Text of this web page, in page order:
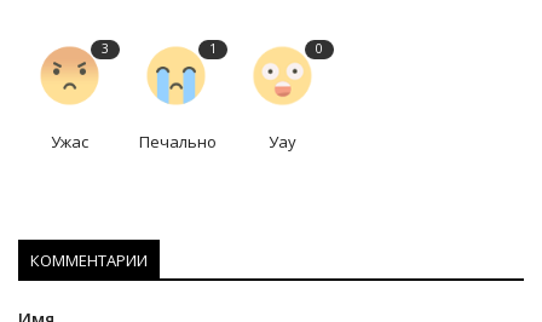
3
Ужас
1
Печально
0
Уау
КОММЕНТАРИИ